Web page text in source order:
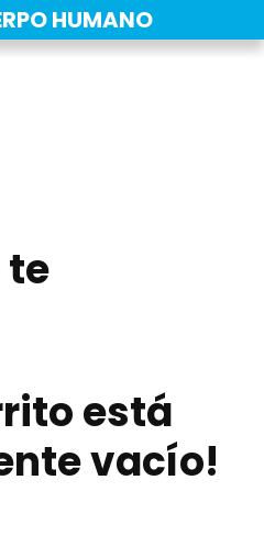
HUMANO
te
está
vacío!